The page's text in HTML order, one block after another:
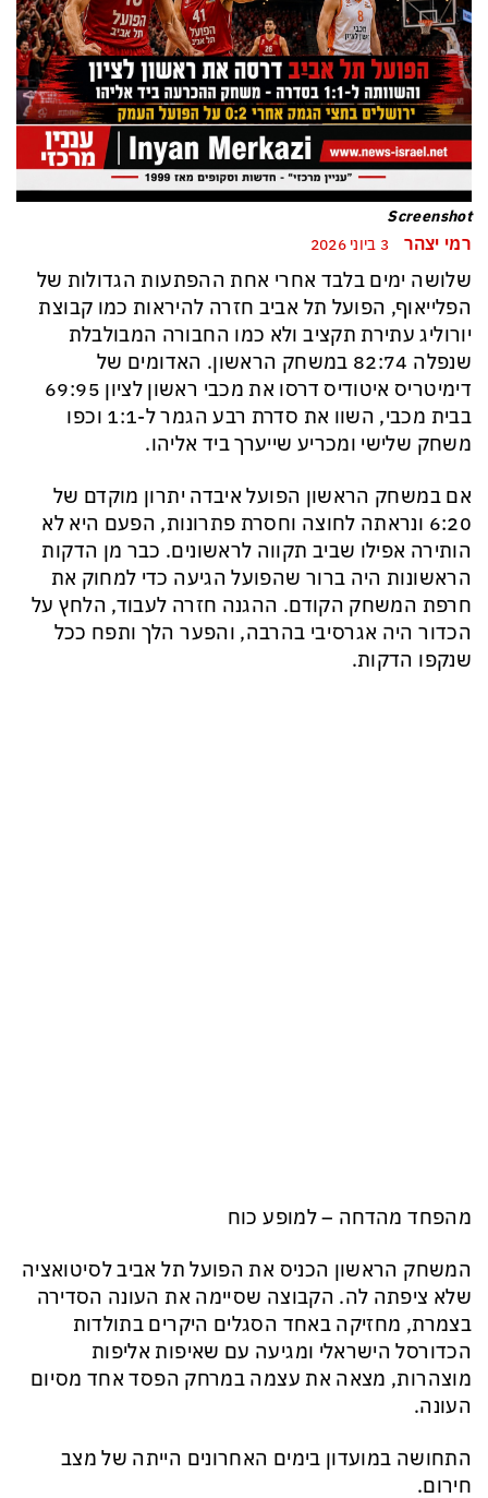
Screenshot
רמי יצהר
שלושה ימים בלבד אחרי אחת ההפתעות הגדולות של
הפלייאוף, הפועל תל אביב חזרה להיראות כמו קבוצת
יורוליג עתירת תקציב ולא כמו החבורה המבולבלת
שנפלה 82:74 במשחק הראשון. האדומים של
דימיטריס איטודיס דרסו את מכבי ראשון לציון 69:95
בבית מכבי, השוו את סדרת רבע הגמר ל-1:1 וכפו
משחק שלישי ומכריע שייערך ביד אליהו.
אם במשחק הראשון הפועל איבדה יתרון מוקדם של
6:20 ונראתה לחוצה וחסרת פתרונות, הפעם היא לא
הותירה אפילו שביב תקווה לראשונים. כבר מן הדקות
הראשונות היה ברור שהפועל הגיעה כדי למחוק את
חרפת המשחק הקודם. ההגנה חזרה לעבוד, הלחץ על
הכדור היה אגרסיבי בהרבה, והפער הלך ותפח ככל
שנקפו הדקות.
מהפחד מהדחה – למופע כוח
המשחק הראשון הכניס את הפועל תל אביב לסיטואציה
שלא ציפתה לה. הקבוצה שסיימה את העונה הסדירה
בצמרת, מחזיקה באחד הסגלים היקרים בתולדות
הכדורסל הישראלי ומגיעה עם שאיפות אליפות
מוצהרות, מצאה את עצמה במרחק הפסד אחד מסיום
העונה.
התחושה במועדון בימים האחרונים הייתה של מצב
חירום.